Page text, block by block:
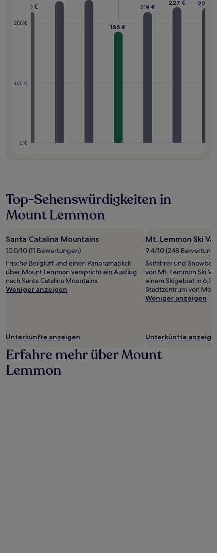
0 €
100 €
200 €
220 €
186 €
219 €
227 € 226 €
Top-Sehenswürdigkeiten in
Mount Lemmon
Santa Catalina Mountains
10.0/10 (11 Bewertungen)
Frische Bergluft und einen Panoramablick
über Mount Lemmon verspricht ein Ausflug
nach Santa Catalina Mountains.
Weniger anzeigen
Unterkünfte anzeigen
Mt. Lemmon Ski
9.4/10 (248
Skifahrer und
von Mt. Lemmon Ski
einem Skigebiet in 6,3
Stadtzentrum von
Weniger anzeigen
Unterkünfte
Erfahre mehr über Mount
Lemmon